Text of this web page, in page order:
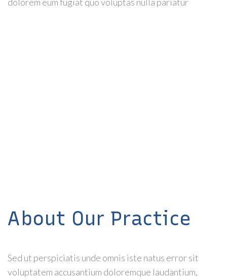
About Our Practice
Sed ut perspiciatis unde omnis iste natus error sit
voluptatem accusantium doloremque laudantium,